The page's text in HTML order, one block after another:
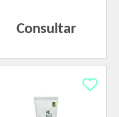
Consultar